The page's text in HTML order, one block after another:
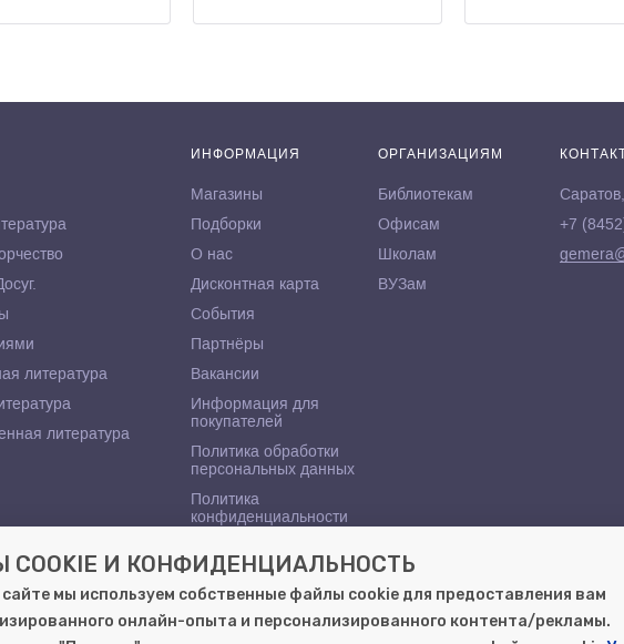
литература
литература
ИНФОРМАЦИЯ
Магазины
Подборки
О нас
Дисконтная карта
События
Партнёры
Вакансии
Информация для
покупателей
Политика обработки
персональных данных
Политика
конфиденциальности
ОРГАНИЗАЦИЯМ
Библиотекам
Офисам
Школам
ВУЗам
+7
ООО «Гемера-Плюс»
И КОНФИДЕНЦИАЛЬНОСТЬ
мы используем собственные файлы cookie для предоставления вам
онлайн-опыта и персонализированного контента/рекламы.